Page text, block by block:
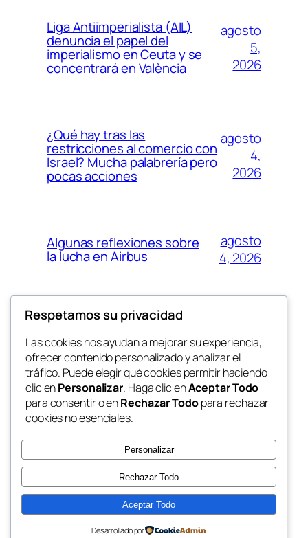
Liga Antiimperialista (AIL)
denuncia el papel del
imperialismo en Ceuta y se
concentrará en València
agosto
5,
2026
¿Qué hay tras las
restricciones al comercio con
Israel? Mucha palabrería pero
pocas acciones
agosto
4,
2026
Algunas reflexiones sobre
la lucha en Airbus
agosto
4, 2026
Nuevamente, sobre la
masacre en Ceuta
2026
Respetamos su privacidad
Las cookies nos ayudan a mejorar su experiencia,
ofrecer contenido personalizado y analizar el
tráfico. Puede elegir qué cookies permitir haciendo
clic enPersonalizar. Haga clic enAceptar Todo
para consentir o enRechazar Todopara rechazar
cookies no esenciales.
Personalizar
Rechazar Todo
Aceptar Todo
Desarrollado por